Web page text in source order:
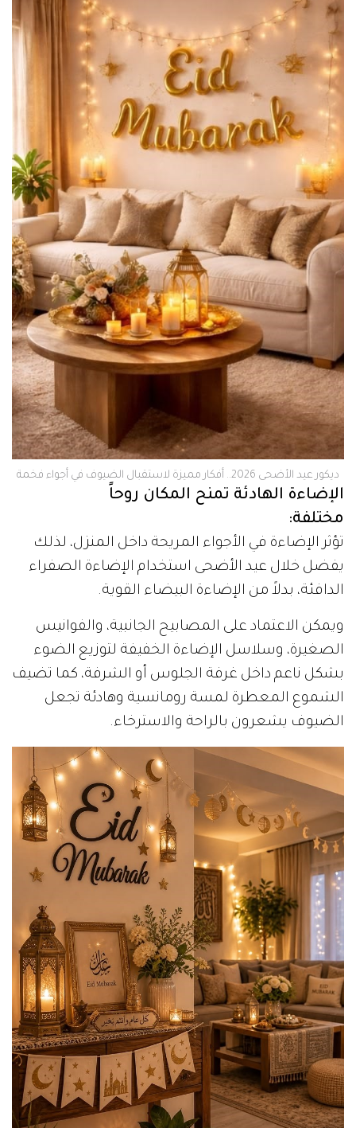
ديكور عيد الأضحى 2026.. أفكار مميزة لاستقبال الضيوف في أجواء فخمة
الإضاءة الهادئة تمنح المكان روحاً
مختلفة:
تؤثر الإضاءة في الأجواء المريحة داخل المنزل، لذلك
يفضل خلال عيد الأضحى استخدام الإضاءة الصفراء
الدافئة، بدلاً من الإضاءة البيضاء القوية.
ويمكن الاعتماد على المصابيح الجانبية، والفوانيس
الصغيرة، وسلاسل الإضاءة الخفيفة لتوزيع الضوء
بشكل ناعم داخل غرفة الجلوس أو الشرفة، كما تضيف
الشموع المعطرة لمسة رومانسية وهادئة تجعل
الضيوف يشعرون بالراحة والاسترخاء.